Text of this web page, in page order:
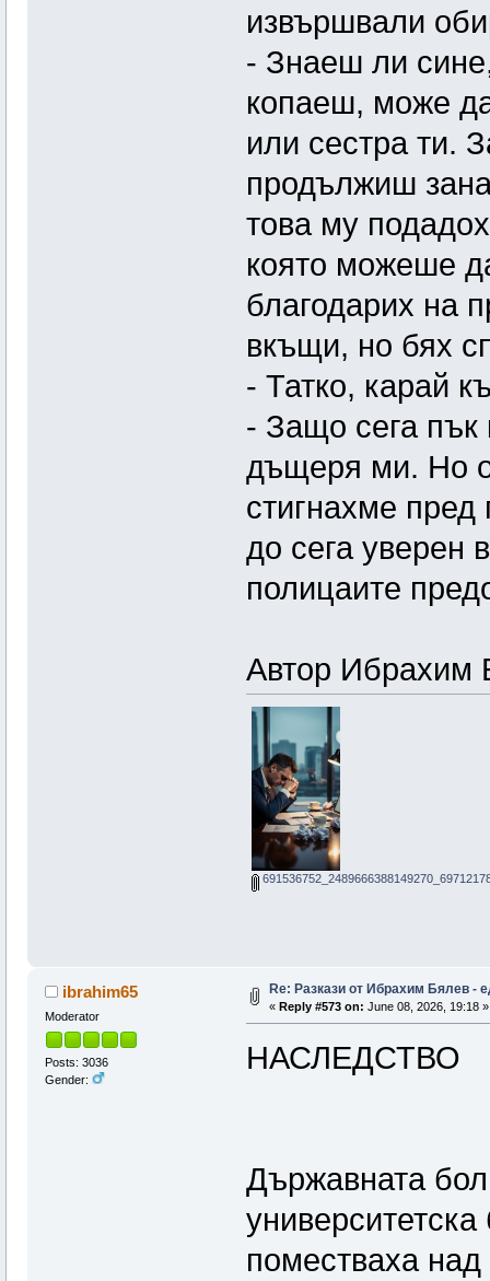
извършвали
- Знаеш ли
копаеш, може
или сестра ти.
продължиш
това му
която можеше
благодарих на
вкъщи, но бях
- Татко, карай
- Защо сега пък
дъщеря ми. Но
стигнахме пред
до сега уверен
полицаите
Автор Ибрахим
ibrahim65
Moderator
Posts: 3036
Gender:
Re: Pазкази от Ибрахим Бялев -
« Reply #573 on: June 08, 2026, 19:18 »
НАСЛЕДСТВО
Държавната
поместваха